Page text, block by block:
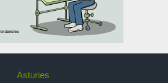
Asturies